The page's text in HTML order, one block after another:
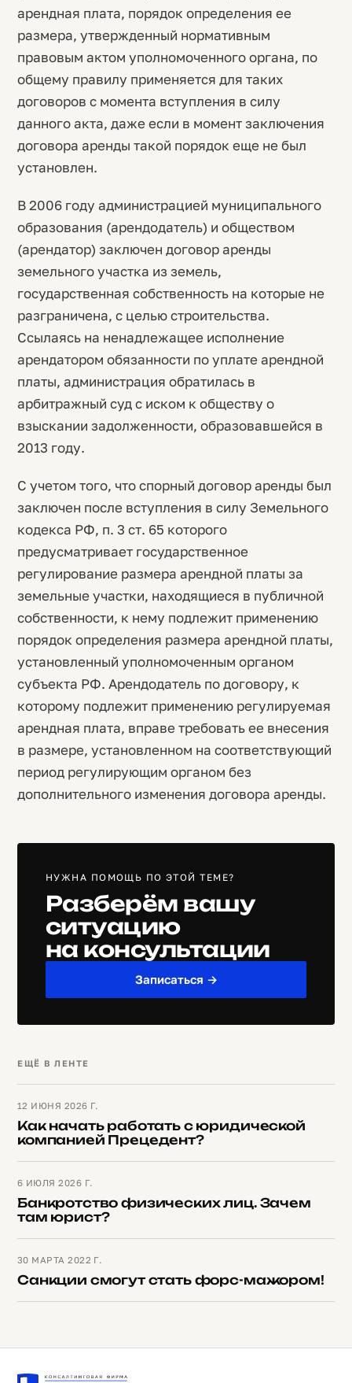
арендная плата, порядок определения ее
размера, утвержденный нормативным
правовым актом уполномоченного органа, по
общему правилу применяется для таких
договоров с момента вступления в силу
данного акта, даже если в момент заключения
договора аренды такой порядок еще не был
установлен.
В 2006 году администрацией муниципального
образования (арендодатель) и обществом
(арендатор) заключен договор аренды
земельного участка из земель,
государственная собственность на которые не
разграничена, с целью строительства.
Ссылаясь на ненадлежащее исполнение
арендатором обязанности по уплате арендной
платы, администрация обратилась в
арбитражный суд с иском к обществу о
взыскании задолженности, образовавшейся в
2013 году.
С учетом того, что спорный договор аренды был
заключен после вступления в силу Земельного
кодекса РФ, п. 3 ст. 65 которого
предусматривает государственное
регулирование размера арендной платы за
земельные участки, находящиеся в публичной
собственности, к нему подлежит применению
порядок определения размера арендной платы,
установленный уполномоченным органом
субъекта РФ. Арендодатель по договору, к
которому подлежит применению регулируемая
арендная плата, вправе требовать ее внесения
в размере, установленном на соответствующий
период регулирующим органом без
дополнительного изменения договора аренды.
НУЖНА ПОМОЩЬ ПО ЭТОЙ ТЕМЕ?
Разберём вашу
ситуацию
на консультации
Записаться →
ЕЩЁ В ЛЕНТЕ
12 ИЮНЯ 2026 Г.
Как начать работать с юридической
компанией Прецедент?
6 ИЮЛЯ 2026 Г.
Банкротство физических лиц. Зачем
там юрист?
30 МАРТА 2022 Г.
Санкции смогут стать форс-мажором!